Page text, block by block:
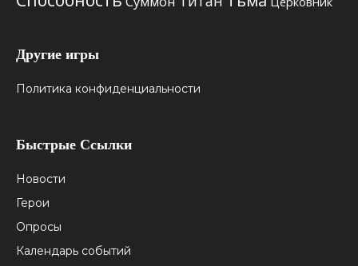
Другие игры
Политика конфиденциальности
Быстрые Ссылки
Новости
Герои
Опросы
Календарь событий